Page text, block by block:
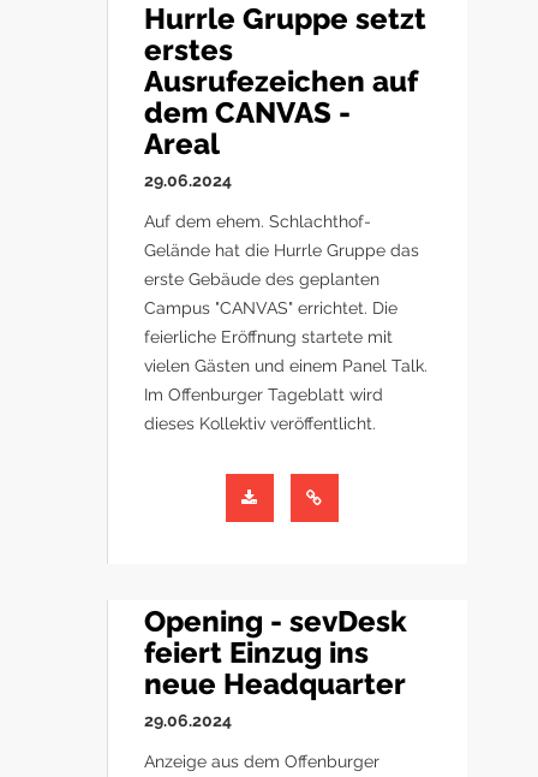
Hurrle Gruppe setzt
erstes
Ausrufezeichen auf
dem CANVAS -
Areal
29.06.2024
Auf dem ehem. Schlachthof-
Gelände hat die Hurrle Gruppe das
erste Gebäude des geplanten
Campus "CANVAS" errichtet. Die
feierliche Eröffnung startete mit
vielen Gästen und einem Panel Talk.
Im Offenburger Tageblatt wird
dieses Kollektiv veröffentlicht.
Opening - sevDesk
feiert Einzug ins
neue Headquarter
29.06.2024
Anzeige aus dem Offenburger